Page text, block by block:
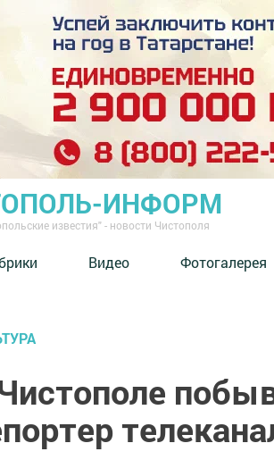
ИНФОРМ
известия" - новости Чистополя
Видео Фотогалерея